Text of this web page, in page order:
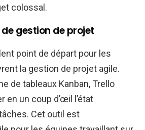
colossal.
gestion de projet
point de départ pour les
la gestion de projet agile.
de tableaux Kanban, Trello
en un coup d’œil l’état
Cet outil est